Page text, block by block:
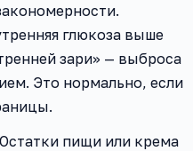
глюкоза выше
зари» — выброса
Это нормально, если
пищи или крема